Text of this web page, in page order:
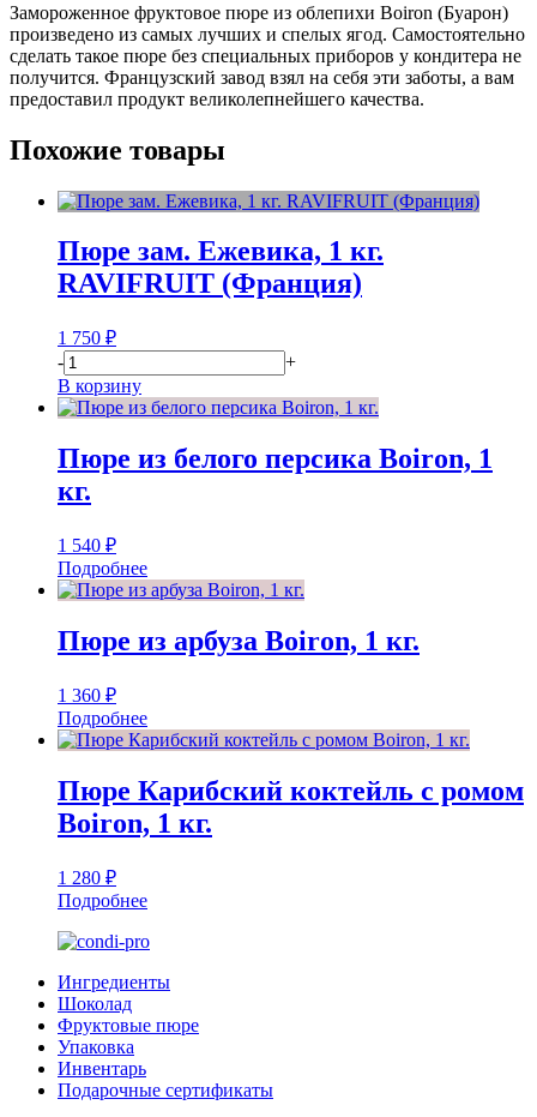
Замороженное фруктовое пюре из облепихи Boiron (Буарон)
произведено из самых лучших и спелых ягод. Самостоятельно
сделать такое пюре без специальных приборов у кондитера не
получится. Французский завод взял на себя эти заботы, а вам
предоставил продукт великолепнейшего качества.
Похожие товары
Пюре зам. Ежевика, 1 кг.
RAVIFRUIT (Франция)
1 750 ₽
-
+
В корзину
Пюре из белого персика Boiron, 1
кг.
1 540 ₽
Подробнее
Пюре из арбуза Boiron, 1 кг.
1 360 ₽
Подробнее
Пюре Карибский коктейль с ромом
Boiron, 1 кг.
1 280 ₽
Подробнее
Ингредиенты
Шоколад
Фруктовые пюре
Упаковка
Инвентарь
Подарочные сертификаты